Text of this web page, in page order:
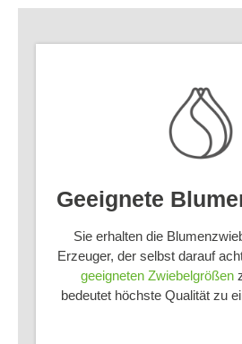
Geeignete
Sie erhalten die
Erzeuger, der selbst darauf
geeigneten Zwiebelgrößen
bedeutet höchste Qualität zu